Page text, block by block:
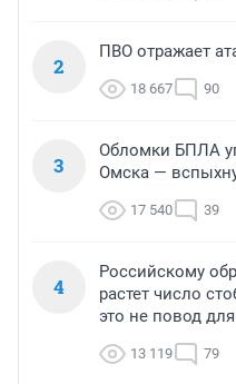
2
ПВО отражает
18 667 90
3
Обломки БПЛА
Омска —
17 540 39
4
Российскому
растет число
это не повод
13 119 79